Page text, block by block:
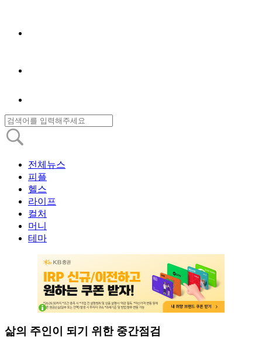
전체뉴스
피플
헬스
라이프
컬처
머니
테마
삶의 주인이 되기 위한 중간점검